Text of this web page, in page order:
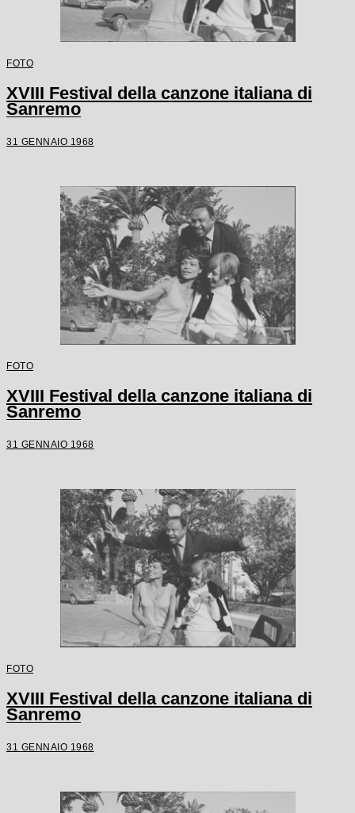
FOTO
XVIII Festival della canzone italiana di
Sanremo
31 GENNAIO 1968
FOTO
XVIII Festival della canzone italiana di
Sanremo
31 GENNAIO 1968
FOTO
XVIII Festival della canzone italiana di
Sanremo
31 GENNAIO 1968